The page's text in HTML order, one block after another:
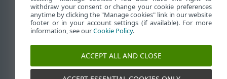
デスクトップサイトの表示
End of Life
ESETナレッジベース
ESETフォーラム
ESET Status Portal
withdraw your consent or change your cookie preferences
anytime by clicking the "Manage cookies" link in our website
footer or in your account settings (if available). For more
information, see ourCookie Policy.
ACCEPT ALL AND CLOSE